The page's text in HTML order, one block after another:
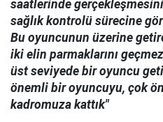
saatlerinde
sağlık kontrolü sürecine
Bu oyuncunun üzerine
iki elin parmaklarını
üst seviyede bir oyuncu
önemli bir oyuncuyu, çok
kadromuza kattık"